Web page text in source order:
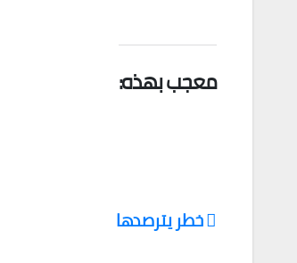
معجب بهذه:
خطر يترصدها